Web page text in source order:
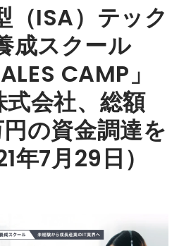
（ISA）テック
成スクール
CAMP」
会社、総額
の資金調達を
年7月29日）